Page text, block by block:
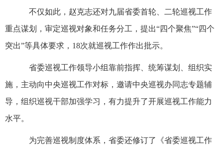
不仅如此，赵克志还对九届省委首轮、二轮巡视工作
重点谋划，审定巡视对象和任务分工，提出“四个聚焦”“四个
突出”等具体要求，18次就巡视工作作出批示。
省委巡视工作领导小组靠前指挥、统筹谋划、组织实
施，主动向中央巡视工作对标，邀请中央巡视办同志专题辅
导，组织巡视干部加强学习，有力提升了开展巡视工作能力
水平。
为完善巡视制度体系，省委还修订了《省委巡视工作